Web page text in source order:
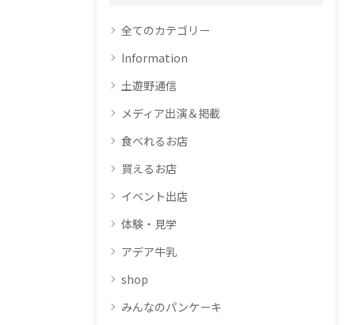
全てのカテゴリー
Information
土遊野通信
メディア出演＆掲載
食べれるお店
買えるお店
イベント出店
体験・見学
アデア牛乳
shop
みんなのパンケーキ